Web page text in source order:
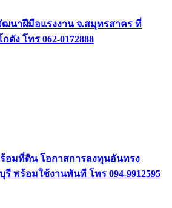
นาฝีมือแรงงาน จ.สมุทรสาคร ที่
ดัง โทร 062-0172888
อมที่ดิน โอกาสการลงทุนอันทรง
พร้อมใช้งานทันที โทร 094-9912595